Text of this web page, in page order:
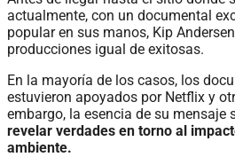
actualmente, con un documental
popular en sus manos, Kip
producciones igual de exitosas.
En la mayoría de los casos, los
estuvieron apoyados por Netflix y
embargo, la esencia de su mensaje
revelar verdades en torno al
ambiente.